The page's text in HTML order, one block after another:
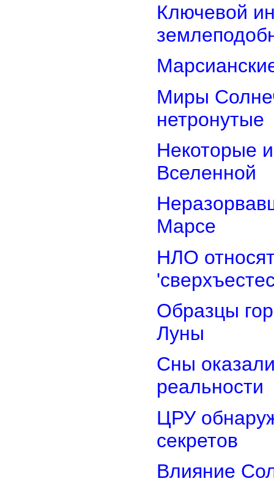
Ключевой
Миры
нетронутые
Некоторые
Вселенной
Марсе
НЛО
Образцы
Луны
Сны
реальности
ЦРУ
секретов
Влияние